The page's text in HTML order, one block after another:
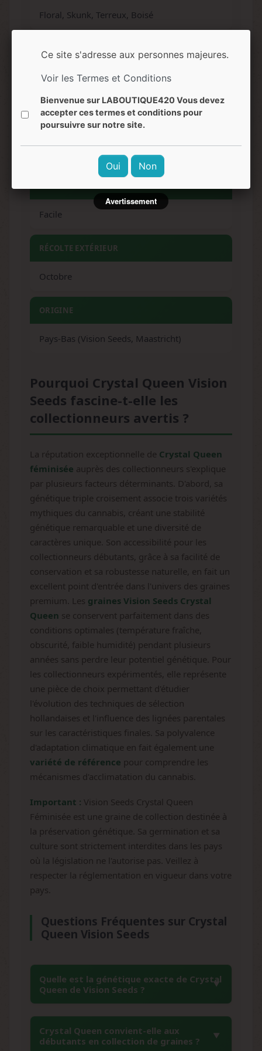
Floral, Skunk, Terreux, Boisé
SAVEURS
Équilibrée, Florale, Skunky
EFFETS
Relaxant, Lucide
Facile
RÉCOLTE EXTÉRIEUR
Octobre
ORIGINE
Pays-Bas (Vision Seeds, Maastricht)
Pourquoi Crystal Queen Vision
Seeds fascine-t-elle les
collectionneurs avertis ?
La réputation exceptionnelle de Crystal Queen
féminisée auprès des collectionneurs s'explique
par plusieurs facteurs déterminants. D'abord, sa
génétique triple croisement associe trois variétés
mythiques du cannabis, créant une stabilité
génétique remarquable et une diversité de
caractères unique. Son accessibilité pour les
collectionneurs débutants, grâce à sa facilité de
conservation et sa robustesse naturelle, en fait un
excellent point d'entrée dans l'univers des graines
premium. Les graines Vision Seeds Crystal
Queen se conservent parfaitement dans des
conditions optimales (température fraîche,
obscurité, faible humidité) pendant plusieurs
années sans perdre leur potentiel génétique. Pour
les collectionneurs expérimentés, elle représente
une pièce de choix permettant d'étudier
l'évolution des techniques de sélection
hollandaises et l'influence des lignées parentales
sur les caractéristiques finales. Sa polyvalence
d'adaptation climatique en fait également une
variété de référence pour comprendre les
mécanismes d'acclimatation du cannabis.
Important : Vision Seeds Crystal Queen
Féminisée est une graine de collection destinée à
la préservation génétique. Sa germination et sa
culture sont strictement interdites dans les pays
où la législation ne l'autorise pas. Veillez à
respecter la réglementation en vigueur dans votre
pays.
Questions Fréquentes sur Crystal
Queen Vision Seeds
Quelle est la génétique exacte de Crystal
Queen de Vision Seeds ?
Crystal Queen résulte du croisement entre
trois variétés légendaires : Super Skunk x
Crystal Queen convient-elle aux
débutants en collection de graines ?
Ce site s'adresse aux personnes majeures.
Voir les Termes et Conditions
Bienvenue sur LABOUTIQUE420 Vous devez
accepter ces termes et conditions pour
poursuivre sur notre site.
Oui Non
Avertissement